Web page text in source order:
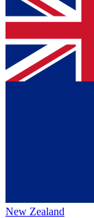
New Zealand